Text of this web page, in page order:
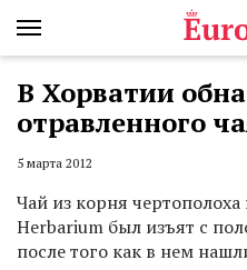
В Хорватии
отравленного
5 марта 2012
Чай из корня
Herbarium был изъят с
после того как в нем